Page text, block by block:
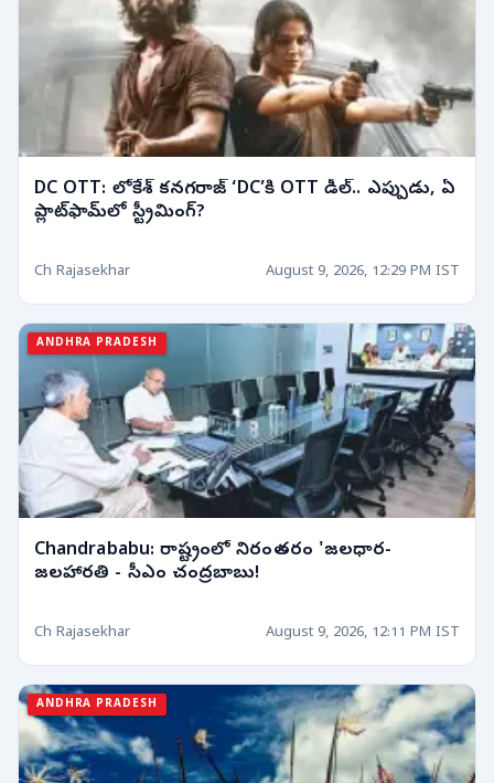
DC OTT: లోకేశ్ కనగరాజ్ ‘DC’కి OTT డీల్.. ఎప్పుడు, ఏ
ప్లాట్‌ఫామ్‌లో స్ట్రీమింగ్?
Ch Rajasekhar August 9, 2026, 12:29 PM IST
ANDHRA PRADESH
Chandrababu: రాష్ట్రంలో నిరంతరం 'జలధార-
జలహారతి - సీఎం చంద్రబాబు!
Ch Rajasekhar August 9, 2026, 12:11 PM IST
ANDHRA PRADESH